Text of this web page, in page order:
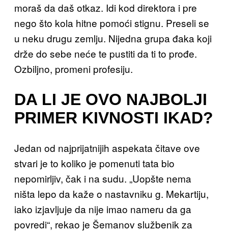
moraš da daš otkaz. Idi kod direktora i pre
nego što kola hitne pomoći stignu. Preseli se
u neku drugu zemlju. Nijedna grupa đaka koji
drže do sebe neće te pustiti da ti to prođe.
Ozbiljno, promeni profesiju.
DA LI JE OVO NAJBOLJI
PRIMER KIVNOSTI IKAD?
Jedan od najprijatnijih aspekata čitave ove
stvari je to koliko je pomenuti tata bio
nepomirljiv, čak i na sudu. „Uopšte nema
ništa lepo da kaže o nastavniku g. Mekartiju,
iako izjavljuje da nije imao nameru da ga
povredi“, rekao je Šemanov službenik za